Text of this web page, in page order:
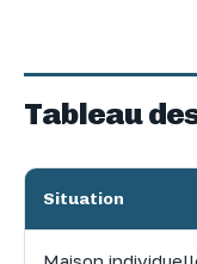
Tableau
Situation